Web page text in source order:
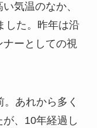
気温のなか、
した。昨年は沿
ーとしての視
あれから多く
、10年経過し